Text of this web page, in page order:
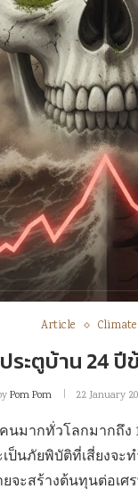
Article Climate
ประตูบ้าน 24
Pom Pom 22 January
มากทั่วโลกมากถึง
ป็นภัยพิบัติที่เสี่ยงจ
จะสร้างต้นทุนต่อเ